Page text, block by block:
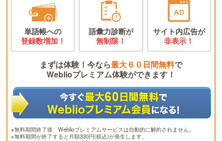
単語帳への
登録数増加！
語彙力診断が
無制限！
サイト内広告が
非表示！
まずは体験！今なら最大６０日間無料で
Weblioプレミアム体験ができます！
※無料期間終了後、Weblioプレミアムサービスは自動的に解約されません。
※無料期間が終了すると月額330円(税込)が発生します。